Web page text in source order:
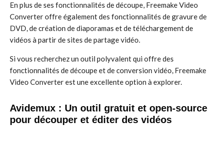
En plus de ses fonctionnalités de découpe, Freemake Video
Converter offre également des fonctionnalités de gravure de
DVD, de création de diaporamas et de téléchargement de
vidéos à partir de sites de partage vidéo.
Si vous recherchez un outil polyvalent qui offre des
fonctionnalités de découpe et de conversion vidéo, Freemake
Video Converter est une excellente option à explorer.
Avidemux : Un outil gratuit et open-source
pour découper et éditer des vidéos